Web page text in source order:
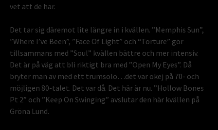
vet att de har.
Det tar sig däremot lite längre in i kvällen. ”Memphis Sun”,
”Where I’ve Been”, ”Face Of Light” och “Torture” gör
tillsammans med ”Soul” kvällen bättre och mer intensiv.
Det är på väg att bli riktigt bra med ”Open My Eyes”. Då
bryter man av med ett trumsolo…det var okej på 70- och
möjligen 80-talet. Det var då. Det här är nu. ”Hollow Bones
Pt 2” och ”Keep On Swinging” avslutar den här kvällen på
Gröna Lund.